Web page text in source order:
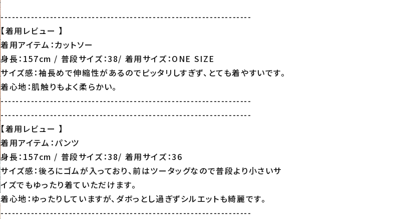
------------------------------------------------------------------
【着用レビュー 】
着用アイテム：カットソー
身長：157cm / 普段サイズ：38/ 着用サイズ：ONE SIZE
サイズ感：袖長めで伸縮性があるのでピッタリしすぎず、とても着やすいです。
着心地：肌触りもよく柔らかい。
------------------------------------------------------------------
------------------------------------------------------------------
【着用レビュー 】
着用アイテム：パンツ
身長：157cm / 普段サイズ：38/ 着用サイズ：36
サイズ感：後ろにゴムが入っており、前はツータッグなので普段より小さいサ
イズでもゆったり着ていただけます。
着心地：ゆったりしていますが、ダボっとし過ぎずシルエットも綺麗です。
------------------------------------------------------------------